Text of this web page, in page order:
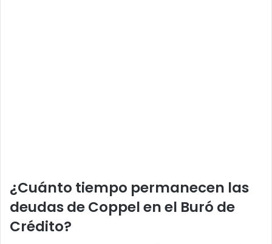
¿Cuánto tiempo permanecen las
deudas de Coppel en el Buró de
Crédito?